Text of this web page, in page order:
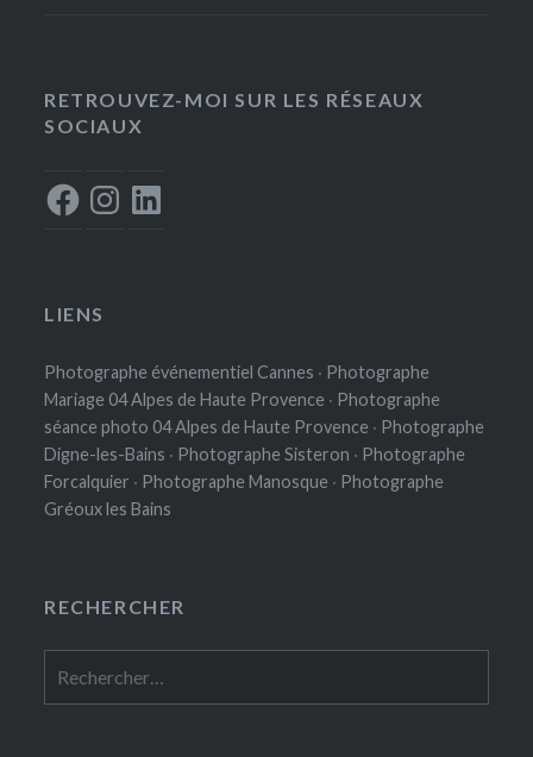
RETROUVEZ-MOI SUR LES RÉSEAUX
SOCIAUX
FacebookInstagram
LinkedIn
LIENS
Photographe événementiel Cannes · Photographe
Mariage 04 Alpes de Haute Provence · Photographe
séance photo 04 Alpes de Haute Provence · Photographe
Digne-les-Bains · Photographe Sisteron · Photographe
Forcalquier · Photographe Manosque · Photographe
Gréoux les Bains
RECHERCHER